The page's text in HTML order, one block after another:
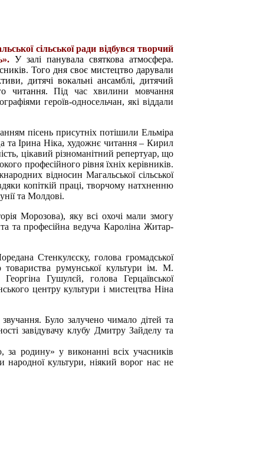
сільської ради відбувся творчий
У залі панувала святкова атмосфера.
Того дня своє мистецтво дарували
дитячі вокальні ансамблі, дитячий
читання.Під час хвилини мовчання
героїв-односельчан, які віддали
пісень присутніх потішили Ельміра
Ірина Ніка, художнє читання – Кирил
цікавий різноманітний репертуар, що
професійного рівня їхніх керівників.
відносин Магальської сільської
копіткій праці, творчому натхненню
та Молдові.
Морозова), яку всі охочі мали змогу
та професійна ведуча Кароліна Житар-
Стенкулєску, голова громадської
товариства румунської культури ім. М.
Гушулєй, голова Герцаївської
центру культури і мистецтва Ніна
Було залучено чимало дітей та
завідувачу клубу Дмитру Зайделу та
за родину» у виконанні всіх учасників
народної культури, ніякий ворог нас не